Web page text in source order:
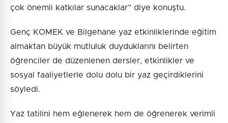
çok önemli katkılar sunacaklar” diye konuştu.
Genç KOMEK ve Bilgehane yaz etkinliklerinde eğitim
almaktan büyük mutluluk duyduklarını belirten
öğrenciler de düzenlenen dersler, etkinlikler ve
sosyal faaliyetlerle dolu dolu bir yaz geçirdiklerini
söyledi.
Yaz tatilini hem eğlenerek hem de öğrenerek verimli